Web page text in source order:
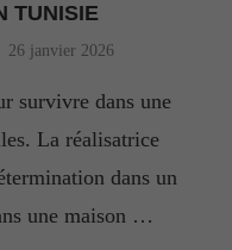
TUNISIE
26 janvier 2026
survivre dans une
La réalisatrice
dans un
une maison …